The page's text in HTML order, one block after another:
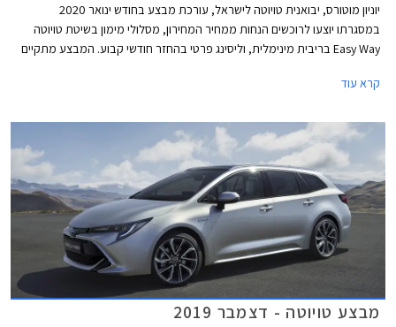
יוניון מוטורס, יבואנית טויוטה לישראל, עורכת מבצע בחודש ינואר 2020
במסגרתו יוצעו לרוכשים הנחות ממחיר המחירון, מסלולי מימון בשיטת טויוטה
Easy Way בריבית מינימלית, וליסינג פרטי בהחזר חודשי קבוע. המבצע מתקיים
בין השעות 8:00-15:00.
קרא עוד
מבצע טויוטה - דצמבר 2019